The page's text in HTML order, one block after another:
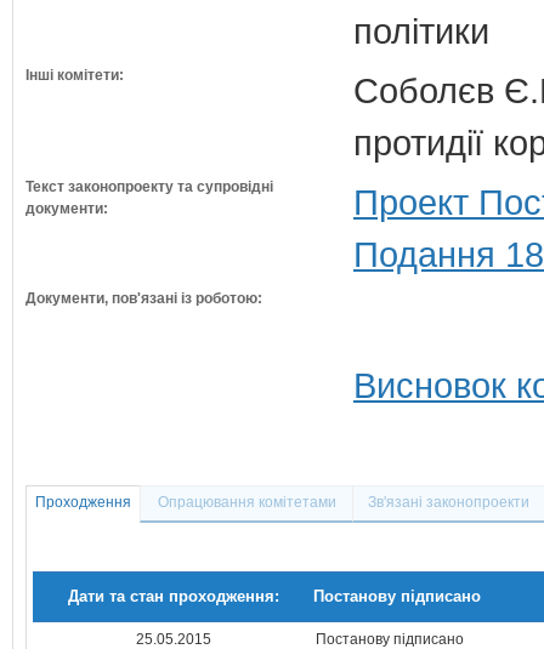
політики
Інші комітети:
Соболєв
протидії
Текст законопроекту та супровідні
документи:
Проект
Подання
Документи, пов'язані із роботою:
Висновок
Проходження Опрацювання комітетами Зв'язані законопроекти
Дати та стан проходження: Постанову підписано
25.05.2015
Постанову підписано